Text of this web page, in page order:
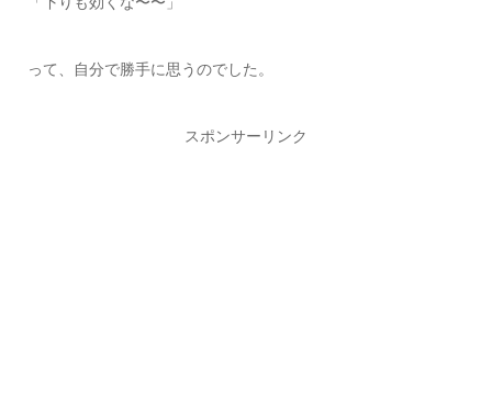
って、自分で勝手に思うのでした。
スポンサーリンク